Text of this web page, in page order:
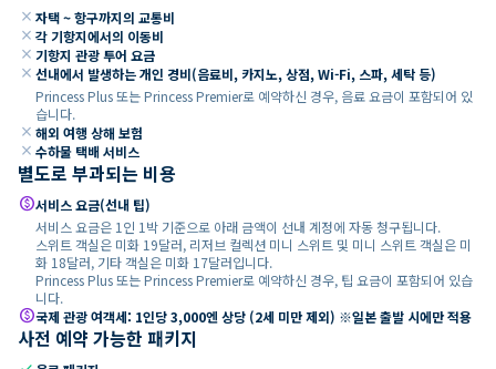
close 자택 ~ 항구까지의 교통비
close 각 기항지에서의 이동비
close 기항지 관광 투어 요금
close 선내에서 발생하는 개인 경비(음료비, 카지노, 상점, Wi-Fi, 스파, 세탁 등)
Princess Plus 또는 Princess Premier로 예약하신 경우, 음료 요금이 포함되어 있
습니다.
close 해외 여행 상해 보험
close 수하물 택배 서비스
별도로 부과되는 비용
paid서비스 요금(선내 팁)
서비스 요금은 1인 1박 기준으로 아래 금액이 선내 계정에 자동 청구됩니다.
스위트 객실은 미화 19달러, 리저브 컬렉션 미니 스위트 및 미니 스위트 객실은 미
화 18달러, 기타 객실은 미화 17달러입니다.
Princess Plus 또는 Princess Premier로 예약하신 경우, 팁 요금이 포함되어 있습
니다.
paid국제 관광 여객세: 1인당 3,000엔 상당 (2세 미만 제외) ※일본 출발 시에만 적용
사전 예약 가능한 패키지